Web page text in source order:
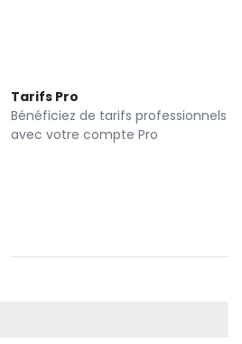
Tarifs Pro
Bénéficiez de tarifs professionnels
avec votre compte Pro